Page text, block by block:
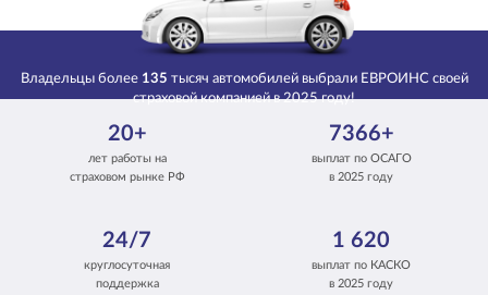
Владельцы более 135 тысяч автомобилей выбрали ЕВРОИНС своей
страховой компанией в 2025 году!
20+
лет работы на
страховом рынке РФ
7366+
выплат по ОСАГО
в 2025 году
24/7
круглосуточная
поддержка
1 620
выплат по КАСКО
в 2025 году